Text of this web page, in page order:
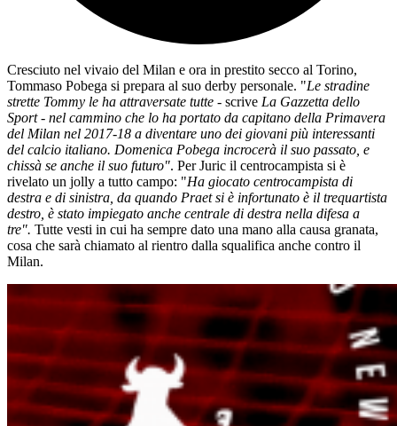
Cresciuto nel vivaio del Milan e ora in prestito secco al Torino,
Tommaso Pobega si prepara al suo derby personale. "Le stradine
strette Tommy le ha attraversate tutte - scrive La Gazzetta dello
Sport- nel cammino che lo ha portato da capitano della Primavera
del Milan nel 2017-18 a diventare uno dei giovani più interessanti
del calcio italiano. Domenica Pobega incrocerà il suo passato, e
chissà se anche il suo futuro". Per Juric il centrocampista si è
rivelato un jolly a tutto campo: "Ha giocato centrocampista di
destra e di sinistra, da quando Praet si è infortunato è il trequartista
destro, è stato impiegato anche centrale di destra nella difesa a
tre". Tutte vesti in cui ha sempre dato una mano alla causa granata,
cosa che sarà chiamato al rientro dalla squalifica anche contro il
Milan.